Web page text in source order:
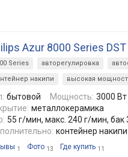
Azur 8000 Series
Series авторегулировка
накипи
высокая
бытовой Мощность: 3000 Вт
металлокерамика
55 г/мин, макс. 240 г/мин, бак
контейнер накипи
1 Фото 13 Где купить 11